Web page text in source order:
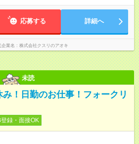
労働時間制（週平均40時間以内） ★残業は月
の基本営業時間＞ 9時～22
異なります。 ＜シフト例＞ 早番：8
分 中番：11時～20時 遅番：13時～22時
応募する 詳細へ
企業名 株式会社クスリのアオキ
未読
！日勤のお仕事！フォークリ
録・面接OK